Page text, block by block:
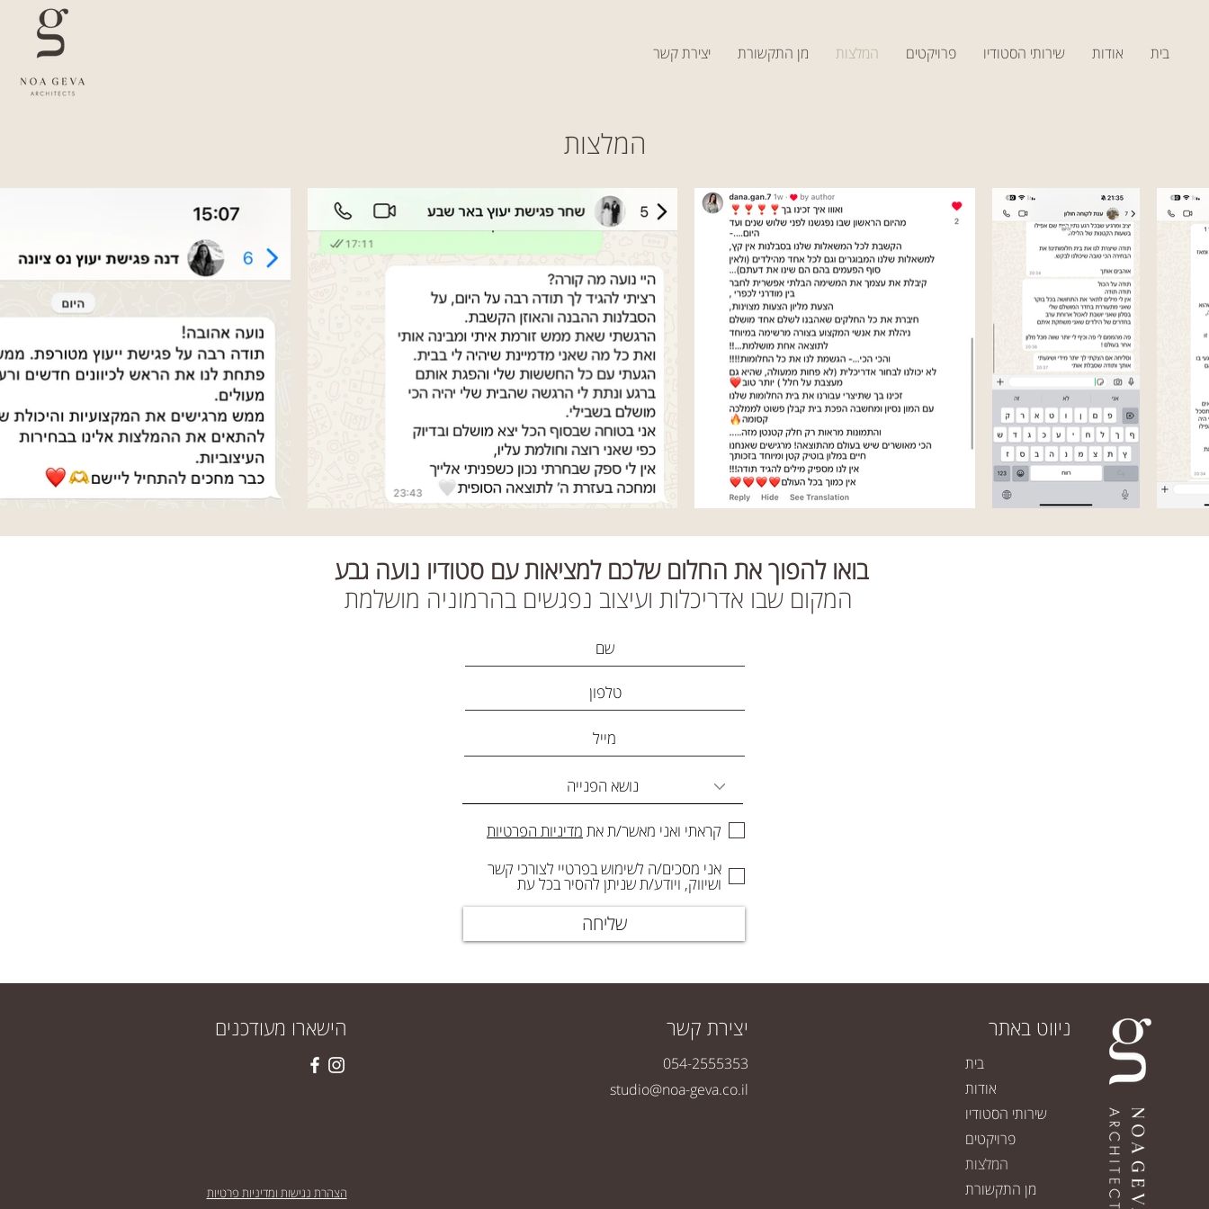
בית אודות שירותי הסטודיו פרויקטים המלצות מן התקשורת יצירת קשר
המלצות
בואו להפוך את החלום שלכם למציאות עם סטודיו נועה גבע
המקום שבו אדריכלות ועיצוב נפגשים בהרמוניה מושלמת
קראתי ואני מאשר/ת את מדיניות הפרטיות
אני מסכים/ה לשימוש בפרטיי לצורכי קשר
ושיווק, ויודע/ת שניתן להסיר בכל עת
שליחה
הישארו מעודכנים
הצהרת נגישות ומדיניות פרטיות
יצירת קשר
054-2555353
studio@noa-geva.co.il
ניווט באתר
בית
אודות
שירותי הסטודיו
פרויקטים
המלצות
מן התקשורת